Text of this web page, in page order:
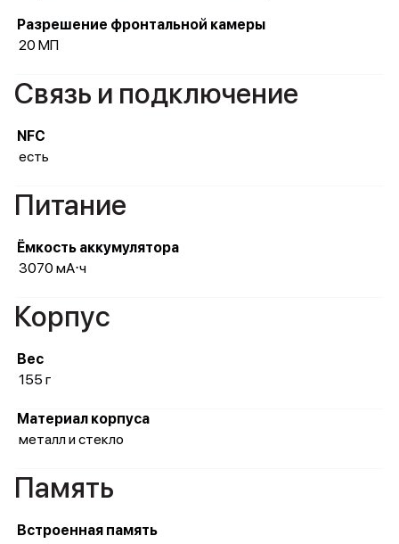
Разрешение фронтальной камеры
20 МП
Связь и подключение
NFC
есть
Питание
Ёмкость аккумулятора
3070 мА⋅ч
Корпус
Вес
155 г
Материал корпуса
металл и стекло
Память
Встроенная память